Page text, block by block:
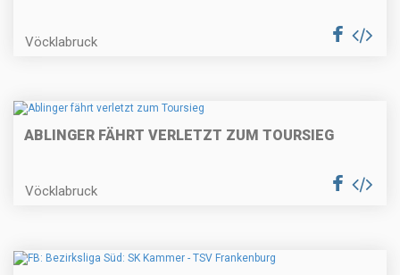
Vöcklabruck
ABLINGER FÄHRT VERLETZT ZUM TOURSIEG
Vöcklabruck